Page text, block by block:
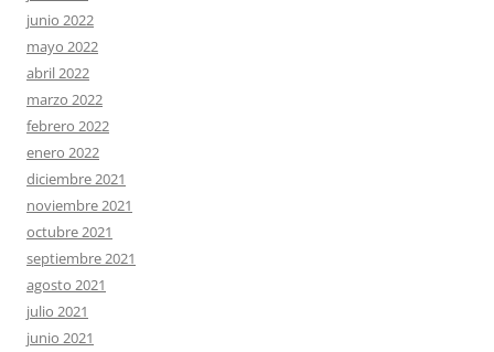
junio 2022
mayo 2022
abril 2022
marzo 2022
febrero 2022
enero 2022
diciembre 2021
noviembre 2021
octubre 2021
septiembre 2021
agosto 2021
julio 2021
junio 2021